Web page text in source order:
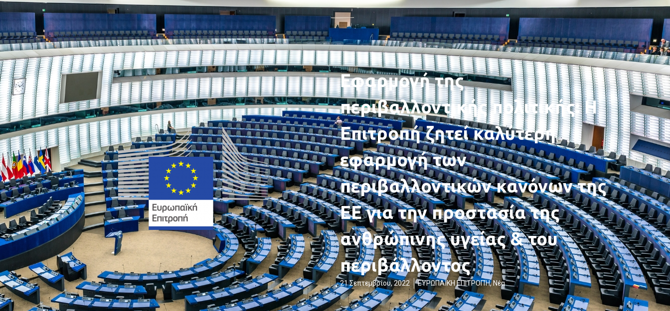
Εφαρμογή της
περιβαλλοντικής πολιτικής: Η
Επιτροπή ζητεί καλύτερη
εφαρμογή των
περιβαλλοντικών κανόνων της
ΕΕ για την προστασία της
ανθρώπινης υγείας & του
περιβάλλοντος
21 Σεπτεμβρίου, 2022 ΕΥΡΩΠΑΪΚΗ ΕΠΙΤΡΟΠΉ,Νέα